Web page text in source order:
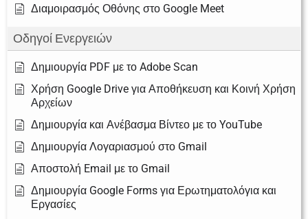
Διαμοιρασμός Οθόνης στο Google Meet
Οδηγοί Ενεργειών
Δημιουργία PDF με το Adobe Scan
Χρήση Google Drive για Αποθήκευση και Κοινή Χρήση
Αρχείων
Δημιουργία και Ανέβασμα Βίντεο με το YouTube
Δημιουργία Λογαριασμού στο Gmail
Αποστολή Email με το Gmail
Δημιουργία Google Forms για Ερωτηματολόγια και
Εργασίες